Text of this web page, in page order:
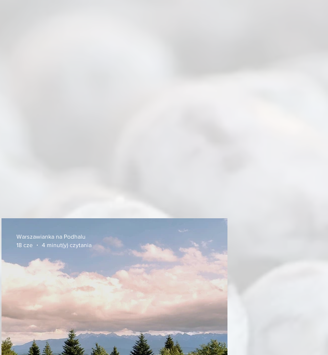
Warszawianka na Podhalu
18 cze
4 minut(y) czytania